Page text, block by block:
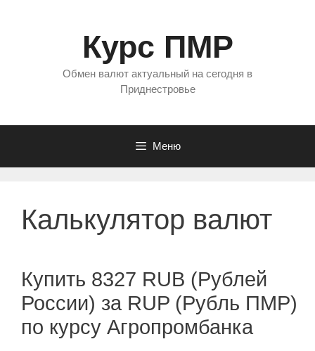
Курс ПМР
Обмен валют актуальный на сегодня в
Приднестровье
Меню
Калькулятор валют
Купить 8327 RUB (Рублей
России) за RUP (Рубль ПМР)
по курсу Агропромбанка